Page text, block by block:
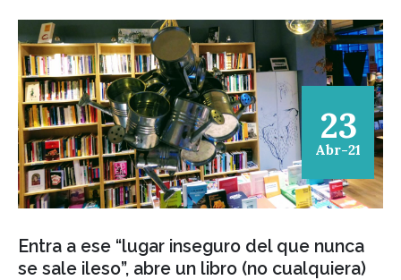
23
Abr-21
Entra a ese “lugar inseguro del que nunca
se sale ileso”, abre un libro (no cualquiera)